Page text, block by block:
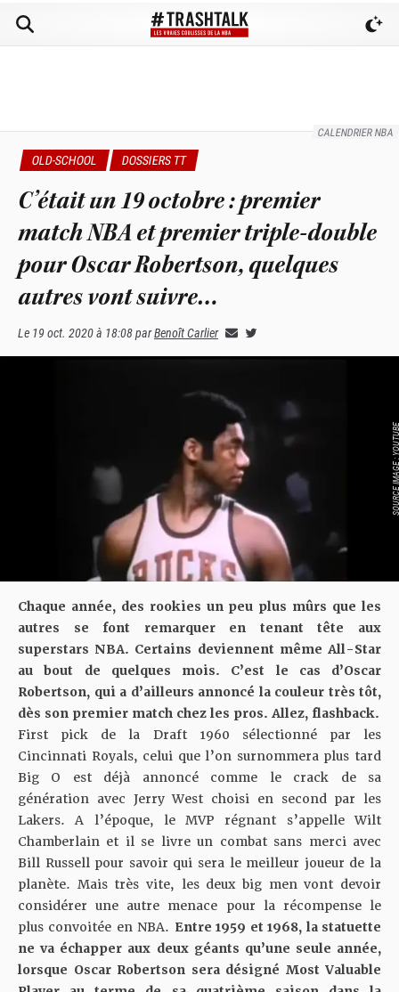
CALENDRIER NBA
OLD-SCHOOL DOSSIERS TT
C’était un 19 octobre : premier
match NBA et premier triple-double
pour Oscar Robertson, quelques
autres vont suivre…
Le 19 oct. 2020 à 18:08parBenoît Carlier
SOURCE
Chaque année, des rookies un peu plus mûrs que les
autres se font remarquer en tenant tête aux
superstars NBA. Certains deviennent même All-Star
au bout de quelques mois. C’est le cas d’Oscar
Robertson, qui a d’ailleurs annoncé la couleur très tôt,
dès son premier match chez les pros. Allez, flashback.
First pick de la Draft 1960 sélectionné par les
Cincinnati Royals, celui que l’on surnommera plus tard
Big O est déjà annoncé comme le crack de sa
génération avec Jerry West choisi en second par les
Lakers. A l’époque, le MVP régnant s’appelle Wilt
Chamberlain et il se livre un combat sans merci avec
Bill Russell pour savoir qui sera le meilleur joueur de la
planète. Mais très vite, les deux big men vont devoir
considérer une autre menace pour la récompense le
plus convoitée en NBA. Entre 1959 et 1968, la statuette
ne va échapper aux deux géants qu’une seule année,
lorsque Oscar Robertson sera désigné Most Valuable